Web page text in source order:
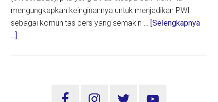
mengungkapkan keinginannya untuk menjadikan PWI
sebagai komunitas pers yang semakin … [Selengkapnya
...]
Sidebar